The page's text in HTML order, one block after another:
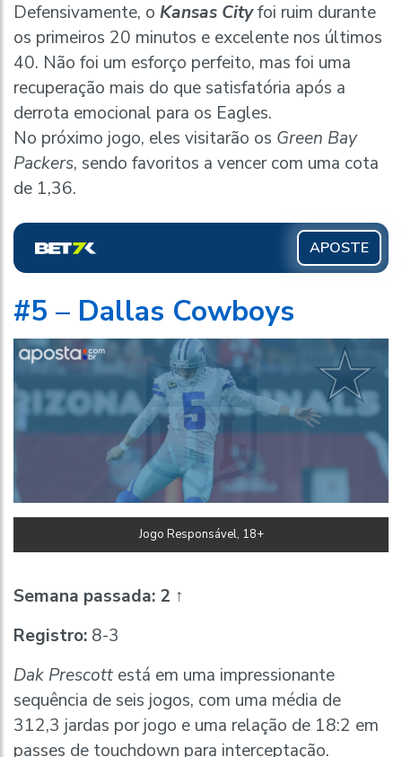
Defensivamente, o Kansas Cityfoi ruim durante
os primeiros 20 minutos e excelente nos últimos
40. Não foi um esforço perfeito, mas foi uma
recuperação mais do que satisfatória após a
derrota emocional para os Eagles.
No próximo jogo, eles visitarão os Green Bay
Packers, sendo favoritos a vencer com uma cota
de 1,36.
APOSTE
#5 – Dallas Cowboys
Jogo Responsável, 18+
Semana passada: 2 ↑
Registro: 8-3
Dak Prescott está em uma impressionante
sequência de seis jogos, com uma média de
312,3 jardas por jogo e uma relação de 18:2 em
passes de touchdown para interceptação.